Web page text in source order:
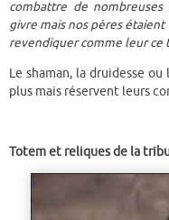
combattre de
givre mais nos pères
revendiquer comme leur ce
Le shaman, la druidesse
plus mais réservent leurs
Totem et reliques de la